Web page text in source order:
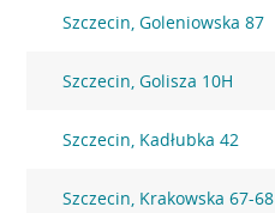
Szczecin, Goleniowska 87
Szczecin, Golisza 10H
Szczecin, Kadłubka 42
Szczecin, Krakowska 67-68